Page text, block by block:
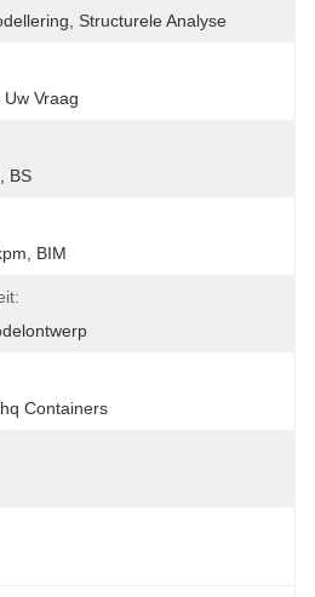
Structurele Analyse
Vraag
BS
BIM
Containers